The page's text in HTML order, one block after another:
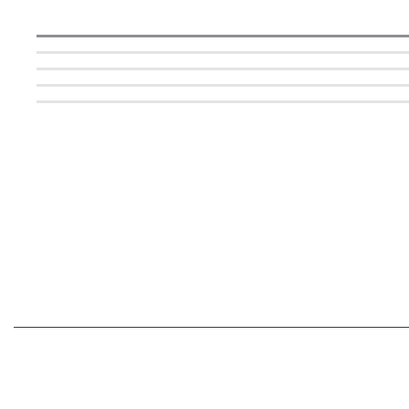
بزرگ که نیاز به مدیریت متمرکز دارند، ارزشمند است و با حذف فرآیندهای